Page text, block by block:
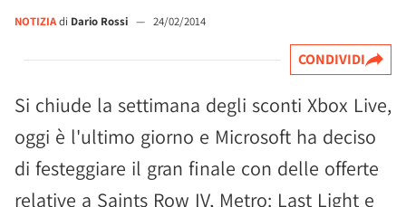
NOTIZIAdi Dario Rossi — 24/02/2014
CONDIVIDI
Si chiude la settimana degli sconti Xbox Live,
oggi è l'ultimo giorno e Microsoft ha deciso
di festeggiare il gran finale con delle offerte
relative a Saints Row IV, Metro: Last Light e